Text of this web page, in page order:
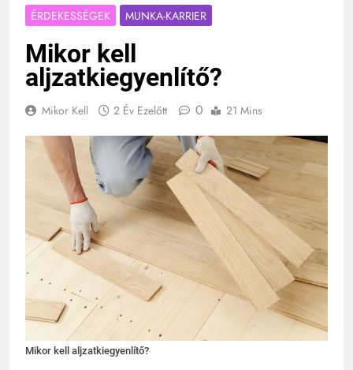
ÉRDEKESSÉGEK MUNKA-KARRIER
Mikor kell
aljzatkiegyenlítő?
Mikor Kell 2 Év Ezelőtt 0 21 Mins
Mikor kell aljzatkiegyenlítő?